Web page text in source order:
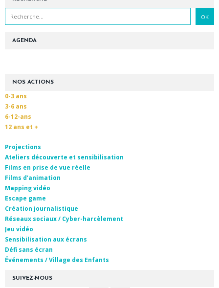
SUIVEZ-NOUS
NOS ACTIONS
0-3 ans
3-6 ans
6-12-ans
12 ans et +
Projections
Ateliers découverte et sensibilisation
Films en prise de vue réelle
Films d’animation
Mapping vidéo
Escape game
Création journalistique
Réseaux sociaux / Cyber-harcèlement
Jeu vidéo
Sensibilisation aux écrans
Défi sans écran
Événements / Village des Enfants
AGENDA